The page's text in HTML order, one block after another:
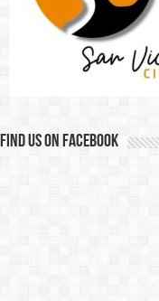
Find us on Facebook